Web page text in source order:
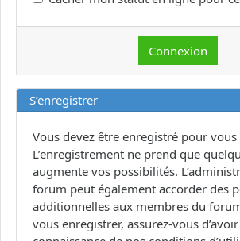
S’enregistrer
Vous devez être enregistré pour vous
L’enregistrement ne prend que
augmente vos possibilités.
forum peut également accorder des
additionnelles aux membres du
vous enregistrer, assurez-vous